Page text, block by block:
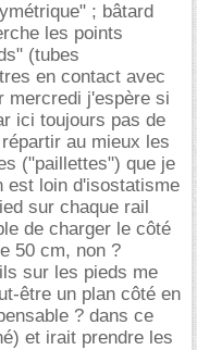
; bâtard
les points
(tubes
en contact avec
mercredi j'espère si
ici toujours pas de
au mieux les
("paillettes") que je
est loin d'isostatisme
sur chaque rail
de charger le côté
50 cm, non ?
sur les pieds me
être un plan côté en
? dans ce
et irait prendre les